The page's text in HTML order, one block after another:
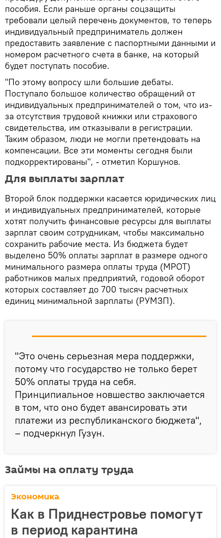
пособия. Если раньше органы соцзащиты
требовали целый перечень документов, то теперь
индивидуальный предприниматель должен
предоставить заявление с паспортными данными и
номером расчетного счета в банке, на который
будет поступать пособие.
"По этому вопросу шли большие дебаты.
Поступало большое количество обращений от
индивидуальных предпринимателей о том, что из-
за отсутствия трудовой книжки или страхового
свидетельства, им отказывали в регистрации.
Таким образом, люди не могли претендовать на
компенсации. Все эти моменты сегодня были
подкорректированы", - отметил Коршунов.
Для выплаты зарплат
Второй блок поддержки касается юридических лиц
и индивидуальных предпринимателей, которые
хотят получить финансовые ресурсы для выплаты
зарплат своим сотрудникам, чтобы максимально
сохранить рабочие места. Из бюджета будет
выделено 50% оплаты зарплат в размере одного
минимального размера оплаты труда (МРОТ)
работников малых предприятий, годовой оборот
которых составляет до 700 тысяч расчетных
единиц минимальной зарплаты (РУМЗП).
"Это очень серьезная мера поддержки,
потому что государство не только берет
50% оплаты труда на себя.
Принципиальное новшество заключается
в том, что оно будет авансировать эти
платежи из республиканского бюджета",
– подчеркнул Гузун.
Займы на оплату труда
Экономика
Как в Приднестровье помогут
в период карантина